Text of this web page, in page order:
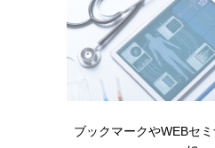
製品情報
ブックマークやWEBセ